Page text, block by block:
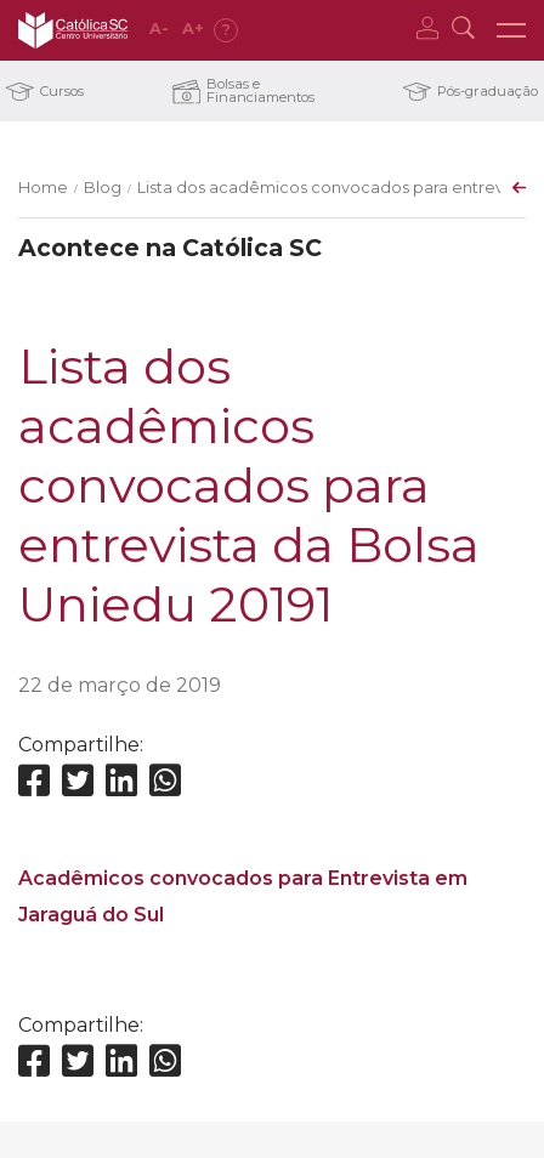
A- A+ ?
Cursos Bolsas e
Financiamentos Pós-graduação
Home / Blog / Lista dos acadêmicos convocados para entrevista
Acontece na Católica SC
Lista dos
acadêmicos
convocados para
entrevista da Bolsa
Uniedu 20191
22 de março de 2019
Compartilhe:
Acadêmicos convocados para Entrevista em
Jaraguá do Sul
Compartilhe: